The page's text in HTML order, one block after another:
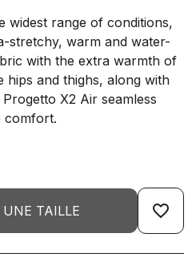
widest range of conditions,
stretchy, warm and water-
with the extra warmth of
and thighs, along with
X2 Air seamless
comfort.
TAILLE favorite_border